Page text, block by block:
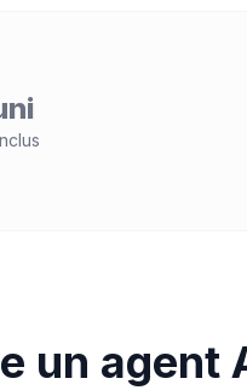
un agent